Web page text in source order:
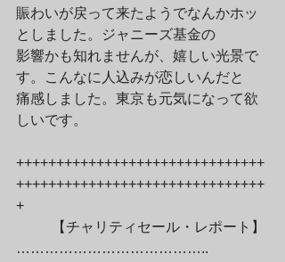
賑わいが戻って来たようでなんかホッ
としました。ジャニーズ基金の
影響かも知れませんが、嬉しい光景で
す。こんなに人込みが恋しいんだと
痛感しました。東京も元気になって欲
しいです。
+++++++++++++++++++++++++++++++
+++++++++++++++++++++++++++++++
+
…………………………………..